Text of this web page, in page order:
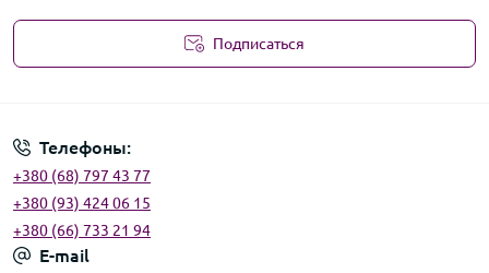
Подписаться
Телефоны:
+380 (68) 797 43 77
+380 (93) 424 06 15
+380 (66) 733 21 94
E-mail